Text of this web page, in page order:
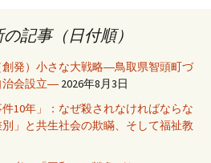
記事（日付順）
発）小さな大戦略―鳥取県智頭町づ
治会設立― 2026年8月3日
10年」：なぜ殺されなければならな
」と共生社会の欺瞞、そして福祉教